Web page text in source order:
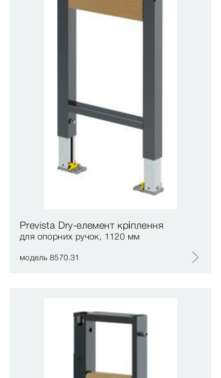
Prevista Dry-елемент кріплення
для опорних ручок, 1120 мм
модель 8570.31